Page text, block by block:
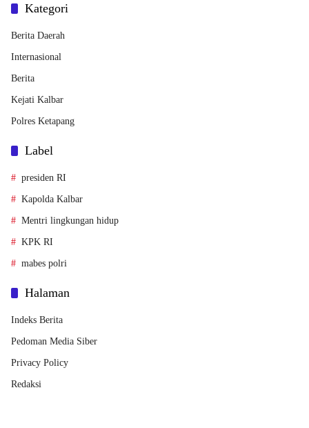
Kategori
Berita Daerah
Internasional
Berita
Kejati Kalbar
Polres Ketapang
Label
presiden RI
Kapolda Kalbar
Mentri lingkungan hidup
KPK RI
mabes polri
Halaman
Indeks Berita
Pedoman Media Siber
Privacy Policy
Redaksi